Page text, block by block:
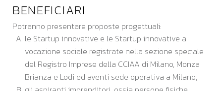
HIGHLIGHTS
E-LEARNING
AGEVOLAZIONI
SUCCESS STORY
CONTATTI
BENEFICIARI
Potranno presentare proposte progettuali:
le Startup innovative e le Startup innovative a
vocazione sociale registrate nella sezione speciale
del Registro Imprese della CCIAA di Milano, Monza
Brianza e Lodi ed aventi sede operativa a Milano;